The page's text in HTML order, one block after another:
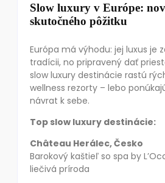
Slow luxury v Európe:
skutočného pôžitku
Európa má výhodu: jej luxus je
tradícii, no pripravený dať
slow luxury destinácie rastú
wellness rezorty – lebo
návrat k sebe.
Top slow luxury destinácie:
Château Herálec, Česko
Barokový kaštieľ so spa by
liečivá príroda